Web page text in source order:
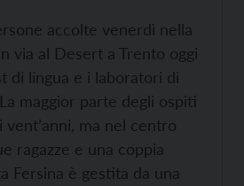
accolte venerdì nella
via al Desert a Trento oggi
di lingua e i laboratori di
maggior parte degli ospiti
ma nel centro
ragazze e una coppia
Fersina è gestita da una